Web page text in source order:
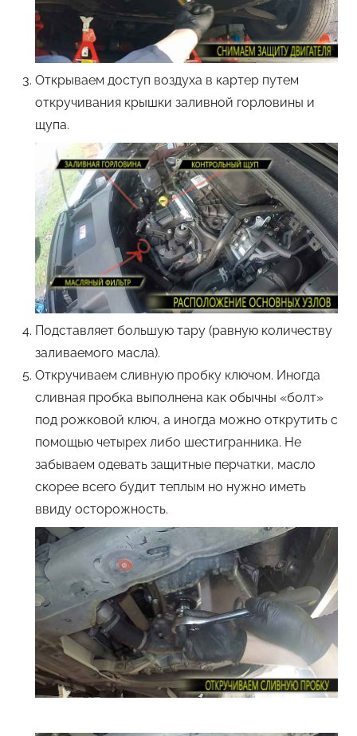
Открываем доступ воздуха в картер путем
откручивания крышки заливной горловины и
щупа.
Подставляет большую тару (равную количеству
заливаемого масла).
Откручиваем сливную пробку ключом. Иногда
сливная пробка выполнена как обычны «болт»
под рожковой ключ, а иногда можно открутить с
помощью четырех либо шестигранника. Не
забываем одевать защитные перчатки, масло
скорее всего будит теплым но нужно иметь
ввиду осторожность.